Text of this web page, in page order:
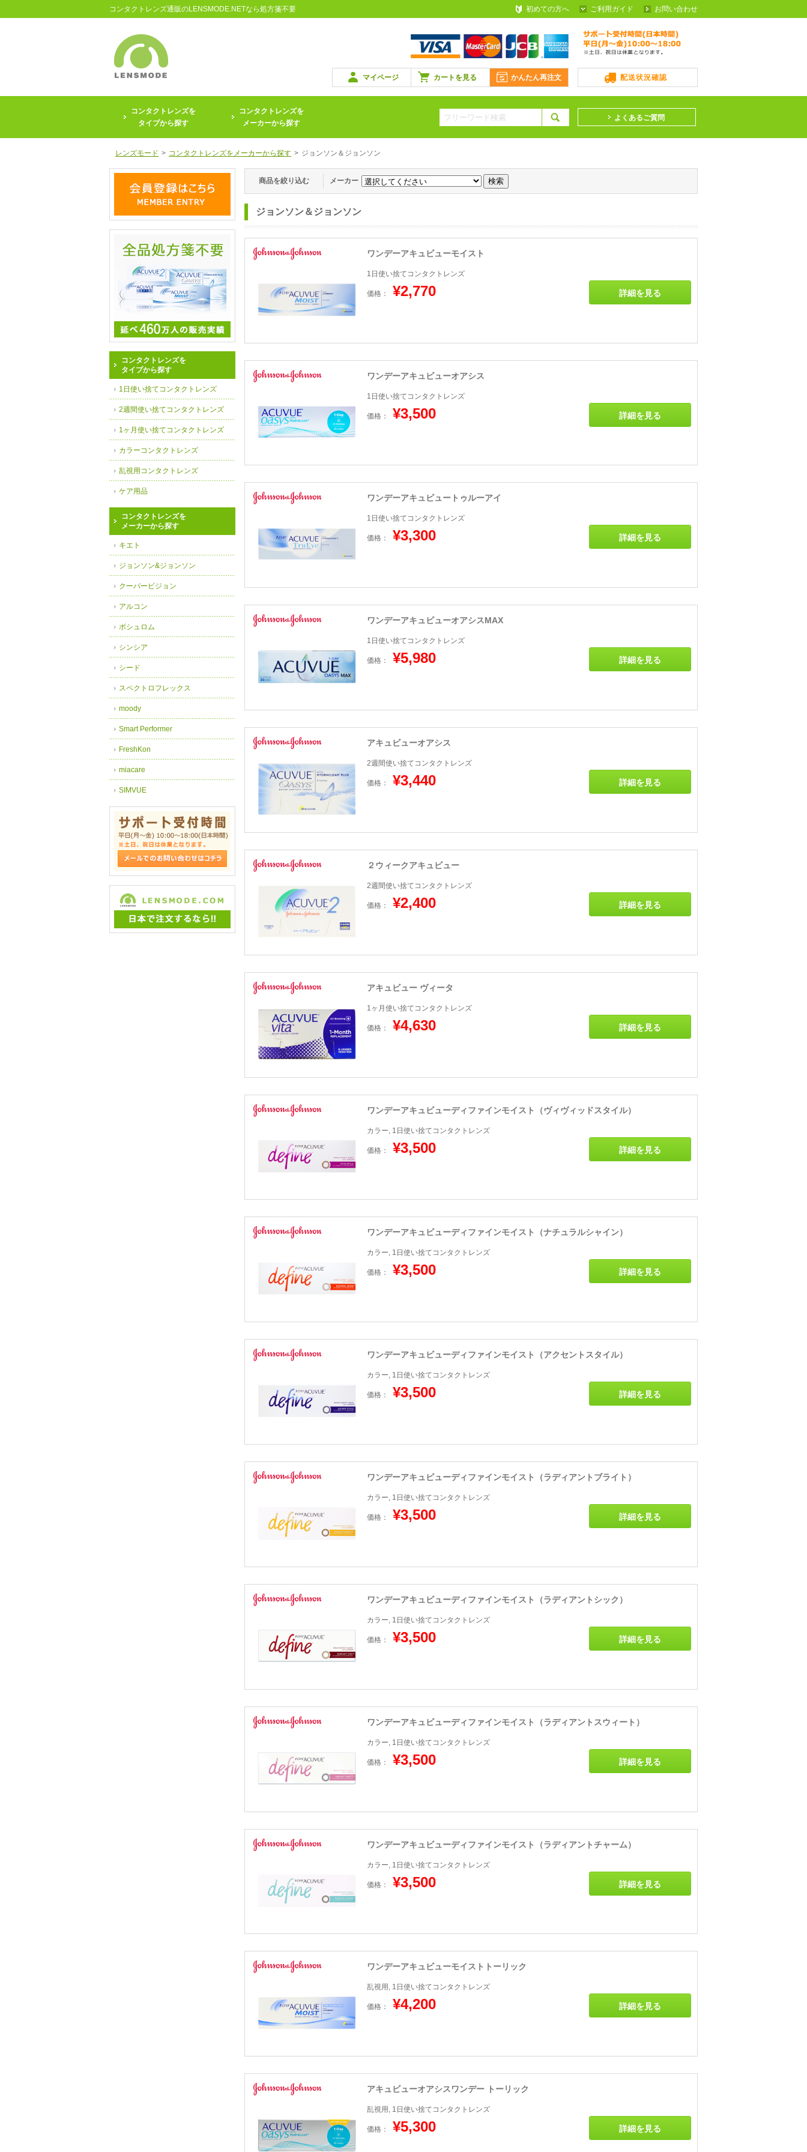
コンタクトレンズ通販のLENSMODE.NETなら処方箋不要 初めての方へ ご利用ガイド お問い合わせ
かんたん再注文
カートを見る
マイページ 配送状況確認
コンタクトレンズを
タイプから探す
コンタクトレンズを
メーカーから探す
よくあるご質問
レンズモード > コンタクトレンズをメーカーから探す > ジョンソン＆ジョンソン
商品を絞り込む メーカー
ジョンソン＆ジョンソン
ワンデーアキュビューモイスト
1日使い捨てコンタクトレンズ
価格： ¥2,770 詳細を見る
ワンデーアキュビューオアシス
1日使い捨てコンタクトレンズ
価格： ¥3,500 詳細を見る
ワンデーアキュビュートゥルーアイ
1日使い捨てコンタクトレンズ
価格： ¥3,300 詳細を見る
ワンデーアキュビューオアシスMAX
1日使い捨てコンタクトレンズ
価格： ¥5,980 詳細を見る
アキュビューオアシス
2週間使い捨てコンタクトレンズ
価格： ¥3,440 詳細を見る
２ウィークアキュビュー
2週間使い捨てコンタクトレンズ
価格： ¥2,400 詳細を見る
アキュビュー ヴィータ
1ヶ月使い捨てコンタクトレンズ
価格： ¥4,630 詳細を見る
ワンデーアキュビューディファインモイスト（ヴィヴィッドスタイル）
カラー, 1日使い捨てコンタクトレンズ
価格： ¥3,500 詳細を見る
ワンデーアキュビューディファインモイスト（ナチュラルシャイン）
カラー, 1日使い捨てコンタクトレンズ
価格： ¥3,500 詳細を見る
ワンデーアキュビューディファインモイスト（アクセントスタイル）
カラー, 1日使い捨てコンタクトレンズ
価格： ¥3,500 詳細を見る
ワンデーアキュビューディファインモイスト（ラディアントブライト）
カラー, 1日使い捨てコンタクトレンズ
価格： ¥3,500 詳細を見る
ワンデーアキュビューディファインモイスト（ラディアントシック）
カラー, 1日使い捨てコンタクトレンズ
価格： ¥3,500 詳細を見る
ワンデーアキュビューディファインモイスト（ラディアントスウィート）
カラー, 1日使い捨てコンタクトレンズ
価格： ¥3,500 詳細を見る
ワンデーアキュビューディファインモイスト（ラディアントチャーム）
カラー, 1日使い捨てコンタクトレンズ
価格： ¥3,500 詳細を見る
ワンデーアキュビューモイストトーリック
乱視用, 1日使い捨てコンタクトレンズ
価格： ¥4,200 詳細を見る
アキュビューオアシスワンデー トーリック
乱視用, 1日使い捨てコンタクトレンズ
価格： ¥5,300 詳細を見る
コンタクトレンズを
タイプから探す
1日使い捨てコンタクトレンズ
2週間使い捨てコンタクトレンズ
1ヶ月使い捨てコンタクトレンズ
カラーコンタクトレンズ
乱視用コンタクトレンズ
ケア用品
コンタクトレンズを
メーカーから探す
キエト
ジョンソン&ジョンソン
クーパービジョン
アルコン
ボシュロム
シンシア
シード
スペクトロフレックス
moody
Smart Performer
FreshKon
miacare
SIMVUE